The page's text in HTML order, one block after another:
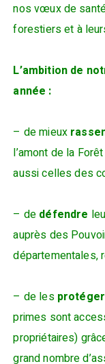
nos vœux de
forestiers et à
L’ambition de
année :
– de mieux
l’amont de la
aussi celles des
– de défendre
auprès des
départementales,
– de les protéger
primes sont
propriétaires)
grand nombre